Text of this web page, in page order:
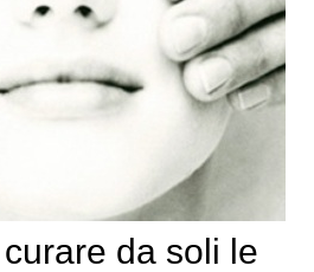
da soli le